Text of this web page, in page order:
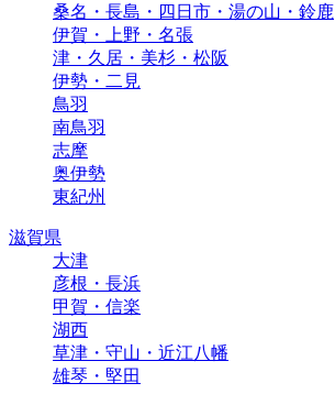
桑名・長島・四日市・湯の山・鈴鹿
伊賀・上野・名張
津・久居・美杉・松阪
伊勢・二見
鳥羽
南鳥羽
志摩
奥伊勢
東紀州
滋賀県
大津
彦根・長浜
甲賀・信楽
湖西
草津・守山・近江八幡
雄琴・堅田